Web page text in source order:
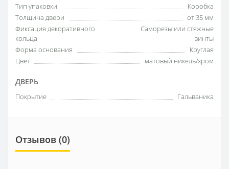
Тип упаковки
Коробка
Толщина двери
от 35 мм
Фиксация декоративного
кольца
Саморезы или стяжные
винты
Форма основания
Круглая
Цвет
матовый никель/хром
ДВЕРЬ
Покрытие Гальваника
Отзывов (0)